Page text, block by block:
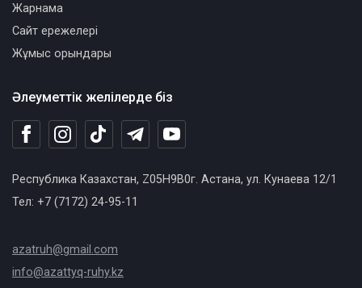
Әлеуметтік желілерде біз
Республика Казахстан, Z05H9B0г. Астана, ул. Кунаева 12/1
Тел: +7 (7172) 24-95-11
azatruh@gmail.com
info@azattyq-ruhy.kz
Жарнама
Сайт ережелері
Жұмыс орындары